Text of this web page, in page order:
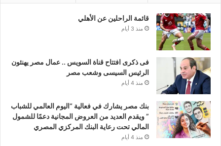
قائمة الراحلين عن الأهلي
منذ 3 أيام
فى ذكرى افتتاح قناة السويس .. عمال مصر يهنئون
الرئيس السيسى وشعب مصر
منذ 4 أيام
بنك مصر يشارك في فعالية “اليوم العالمي للشباب
” ويقدم العديد من العروض المجانية دعمًا للشمول
المالي تحت رعاية البنك المركزي المصري
منذ 4 أيام